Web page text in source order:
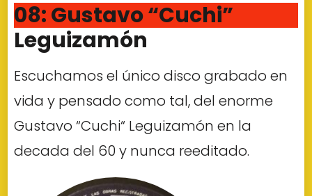
08: Gustavo “Cuchi”
Leguizamón
Escuchamos el único disco grabado en
vida y pensado como tal, del enorme
Gustavo “Cuchi“ Leguizamón en la
decada del 60 y nunca reeditado.